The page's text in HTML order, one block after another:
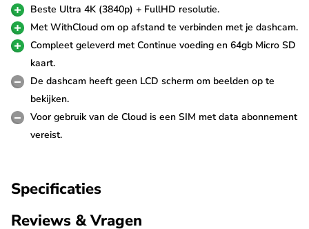
True 4K + FullHD 30fps
De Gnet G-ON4 2CH 4K Cloud filmt met de scherpste Ultra 4K
(3840p) resolutie. Door het gebruik van de SONY Starvis 8.0MP
beeldsensor zijn de beelden met name in het donker van
buitengewoon goede kwaliteit. De achter camera filmt met
FullHD en ze nemen beide op in 30fps (frames per second).
stroom via deze kabel, er is dus geen extra stroomtoevoer nodig.
achter camera beschikbaar (zie accessoires).
Beste Ultra 4K (3840p) + FullHD resolutie.
Met WithCloud om op afstand te verbinden met je dashcam.
Compleet geleverd met Continue voeding en 64gb Micro SD
kaart.
De dashcam heeft geen LCD scherm om beelden op te
bekijken.
Voor gebruik van de Cloud is een SIM met data abonnement
vereist.
Specificaties
Reviews & Vragen